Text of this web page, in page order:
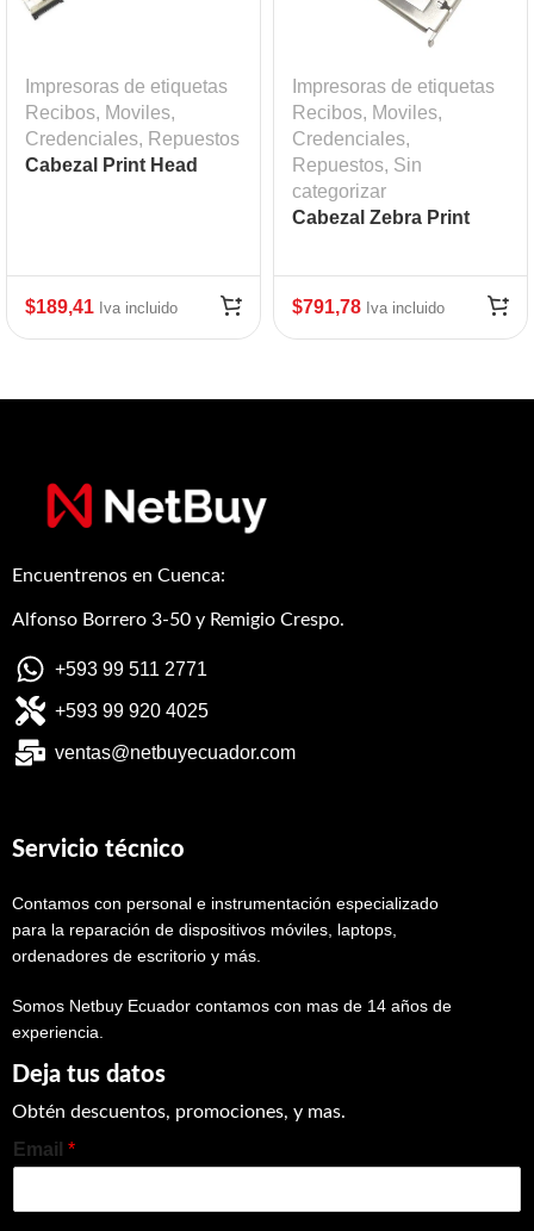
Impresoras de etiquetas
Recibos, Moviles,
Credenciales, Repuestos
Cabezal Print Head
$189,41 Iva incluido
Impresoras de etiquetas
Recibos, Moviles,
Credenciales,
Repuestos, Sin
categorizar
Cabezal Zebra Print
$791,78 Iva incluido
Encuentrenos en Cuenca:
Alfonso Borrero 3-50 y Remigio Crespo.
+593 99 511 2771
+593 99 920 4025
ventas@netbuyecuador.com
Servicio técnico
Contamos con personal e instrumentación especializado
para la reparación de dispositivos móviles, laptops,
ordenadores de escritorio y más.
Somos Netbuy Ecuador contamos con mas de 14 años de
experiencia.
Deja tus datos
Obtén descuentos, promociones, y mas.
Email *